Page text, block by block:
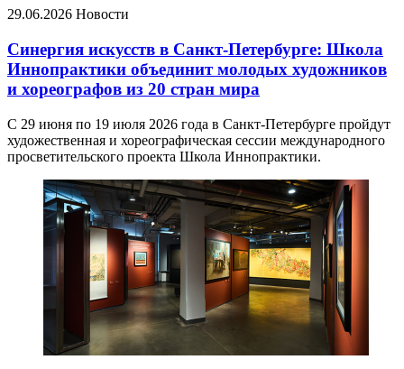
29.06.2026 Новости
Синергия искусств в Санкт-Петербурге: Школа
Иннопрактики объединит молодых художников
и хореографов из 20 стран мира
С 29 июня по 19 июля 2026 года в Санкт-Петербурге пройдут
художественная и хореографическая сессии международного
просветительского проекта Школа Иннопрактики.